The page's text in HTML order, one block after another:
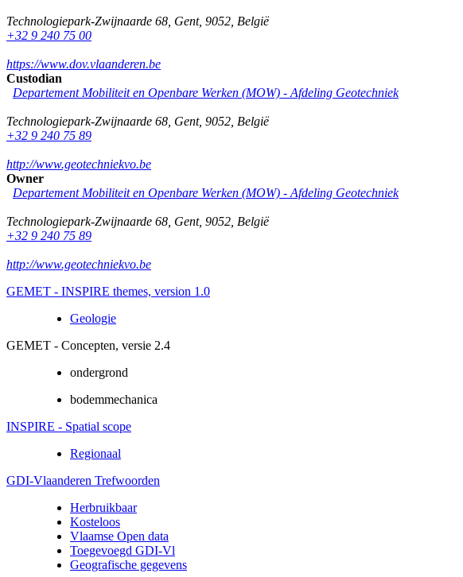
Technologiepark-Zwijnaarde 68 Gent, 9052 België
+32 9 240 75 00
https://www.dov.vlaanderen.be
Custodian
Departement Mobiliteit en Openbare Werken (MOW) - Afdeling Geotechniek
Technologiepark-Zwijnaarde 68 Gent, 9052 België
+32 9 240 75 89
http://www.geotechniekvo.be
Owner
Departement Mobiliteit en Openbare Werken (MOW) - Afdeling Geotechniek
Technologiepark-Zwijnaarde 68 Gent, 9052 België
+32 9 240 75 89
http://www.geotechniekvo.be
GEMET - INSPIRE themes, version 1.0
Geologie
GEMET - Concepten, versie 2.4
ondergrond
bodemmechanica
INSPIRE - Spatial scope
Regionaal
GDI-Vlaanderen Trefwoorden
Herbruikbaar
Kosteloos
Vlaamse Open data
Toegevoegd GDI-Vl
Geografische gegevens